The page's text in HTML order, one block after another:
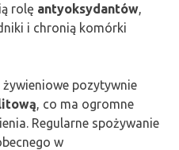
rolę antyoksydantów
i chronią komórki
pozytywnie
, co ma ogromne
Regularne spożywanie
w